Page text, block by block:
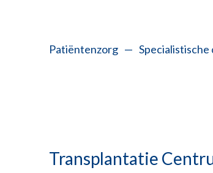
Patiëntenzorg — Specialistische
Transplantatie